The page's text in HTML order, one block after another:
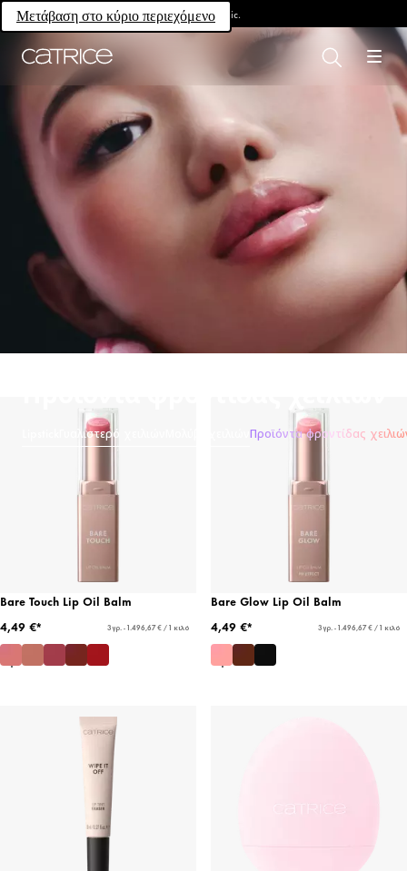
Μετάβαση στο κύριο περιεχόμενο
Own your magic.
Γυαλιστερό χειλιών Προϊόντα φροντίδας
Bare Touch Lip Oil Balm
4,49 €*
3 γρ. - 1.496,67 € / 1 κιλό
Bare Glow Lip Oil Balm
4,49 €*
3 γρ. - 1.496,67 € / 1 κιλό